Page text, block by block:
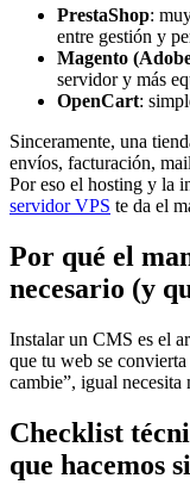
PrestaShop:
entre gestión y
Magento
servidor y más
OpenCart:
Sinceramente, una
envíos, facturación,
Por eso el hosting y la
servidor VPS te da el
Por qué el
necesario (y
Instalar un CMS es el
que tu web se
cambie”, igual necesita
Checklist
que hacemos